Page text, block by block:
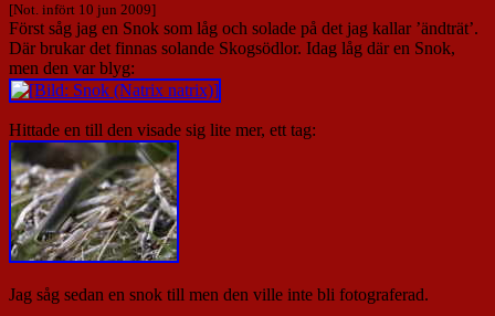
[Not. infört 10 jun 2009]
Först såg jag en Snok som låg och solade på det jag kallar ’ändträt’.
Där brukar det finnas solande Skogsödlor. Idag låg där en Snok,
men den var blyg:
Hittade en till den visade sig lite mer, ett tag:
Jag såg sedan en snok till men den ville inte bli fotograferad.